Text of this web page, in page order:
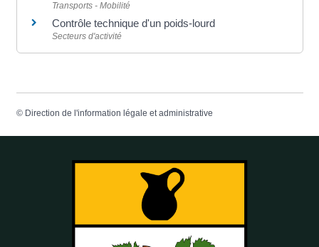
Transports - Mobilité
Contrôle technique d'un poids-lourd
Secteurs d'activité
© Direction de l'information légale et administrative